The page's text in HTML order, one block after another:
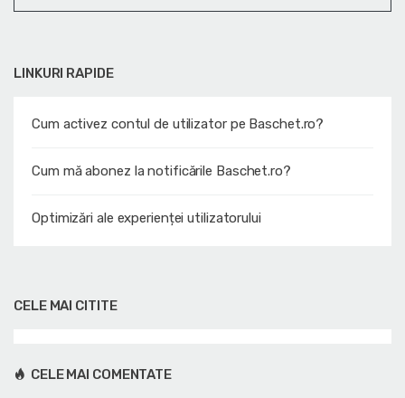
LINKURI RAPIDE
Cum activez contul de utilizator pe Baschet.ro?
Cum mă abonez la notificările Baschet.ro?
Optimizări ale experienței utilizatorului
CELE MAI CITITE
CELE MAI COMENTATE